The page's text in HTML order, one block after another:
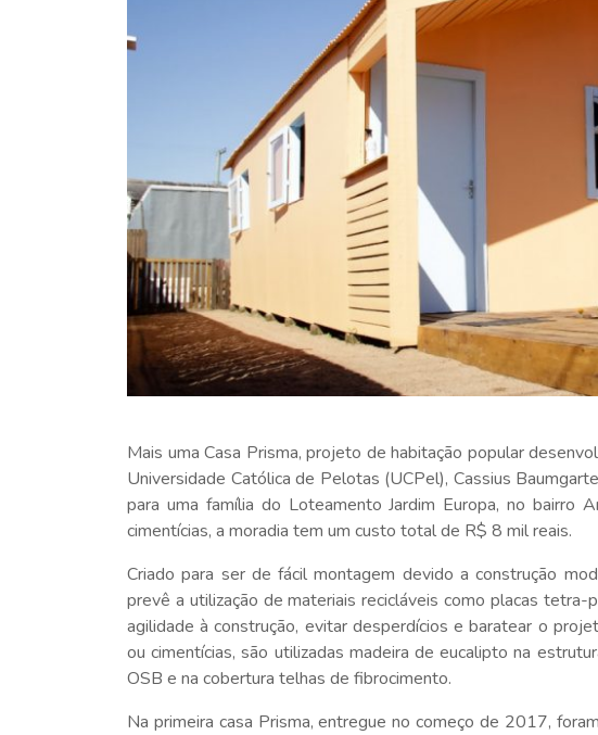
Mais uma Casa Prisma, projeto de habitação popular
Universidade Católica de Pelotas (UCPel), Cassius
para uma família do Loteamento Jardim Europa, no bairro
cimentícias, a moradia tem um custo total de R$ 8 mil reais.
Criado para ser de fácil montagem devido a construção
prevê a utilização de materiais recicláveis como placas tetra-
agilidade à construção, evitar desperdícios e baratear o
ou cimentícias, são utilizadas madeira de eucalipto na
OSB e na cobertura telhas de fibrocimento.
Na primeira casa Prisma, entregue no começo de 2017,